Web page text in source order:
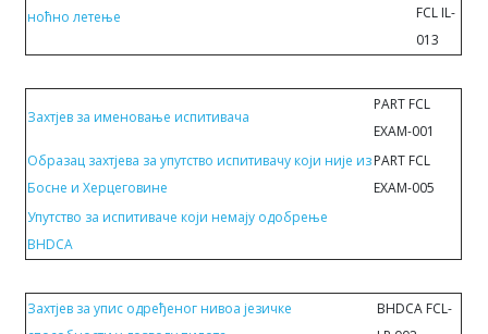
ноћно летење
FCL IL-
013
Захтјев за именовање испитивачa
PART FCL
EXAM-001
Образац захтјева за упутство испитивачу који није из
Босне и Херцеговине
PART FCL
EXAM-005
Упутство за испитиваче који немају одобрење
BHDCA
Захтјев за упис одређеног нивоа језичке
BHDCA FCL-